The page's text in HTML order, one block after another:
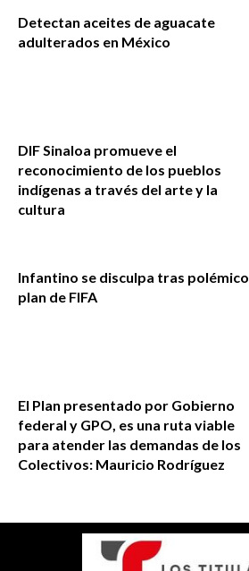
Detectan aceites de aguacate
adulterados en México
DIF Sinaloa promueve el
reconocimiento de los pueblos
indígenas a través del arte y la
cultura
Infantino se disculpa tras polémico
plan de FIFA
El Plan presentado por Gobierno
federal y GPO, es una ruta viable
para atender las demandas de los
Colectivos: Mauricio Rodríguez